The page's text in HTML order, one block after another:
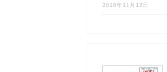
2018年11月12日